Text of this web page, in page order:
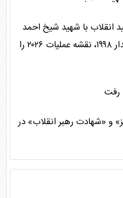
انقلاب با شهید شیخ احمد
یاسین را با این مضمون منتشر کرد: دیدار ۱۹۹۸، نقشه عملیات ۲۰۲۶ را
رفت
و «شهادت رهبر انقلاب» در